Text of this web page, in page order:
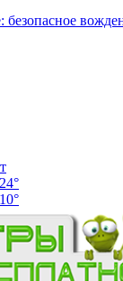
24°
10°